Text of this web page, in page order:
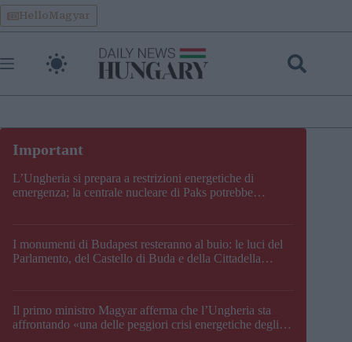
Skip
to
content
HelloMagyar
L’Ungheria si prepara a restrizioni energetiche di
emergenza; la centrale nucleare di Paks potrebbe
I monumenti di Budapest resteranno al buio: le luci del
Parlamento, del Castello di Buda e della Cittadella
Il primo ministro Magyar afferma che l’Ungheria sta
affrontando «una delle peggiori crisi energetiche degli